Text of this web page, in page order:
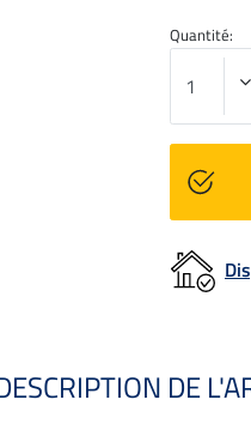
Quantité:
DE